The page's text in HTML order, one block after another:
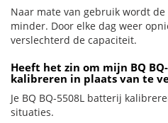
Naar mate van gebruik wordt
minder. Door elke dag weer
verslechterd de capaciteit.
Heeft het zin om mijn BQ
kalibreren in plaats van te
Je BQ BQ-5508L batterij
situaties.